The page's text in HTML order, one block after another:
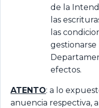
de la
las
las
efectos.
ATENTO: a lo
anuencia respectiva,